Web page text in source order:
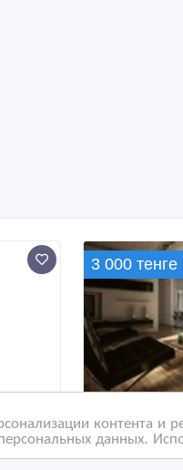
контента и
данных.
3 000 тенге